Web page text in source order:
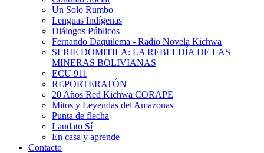
Un Solo Rumbo
Lenguas Indígenas
Diálogos Públicos
Fernando Daquilema - Radio Novela Kichwa
SERIE DOMITILA: LA REBELDÍA DE LAS
MINERAS BOLIVIANAS
ECU 911
REPORTERATÓN
20 Años Red Kichwa CORAPE
Mitos y Leyendas del Amazonas
Punta de flecha
Laudato Sí
En casa y aprende
Contacto